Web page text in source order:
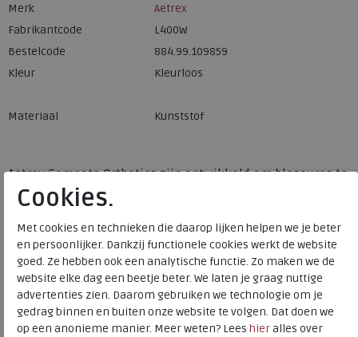
Aetrex Compete Orthotics zijn ontwikkeld om blessures te
voorkomen en uw conditie en algemene gezondheid op
inlegzolen zorgen voor superieure demping,
schokabsorptie en zijn voorzien van een strategisch
geplaatst, gepatenteerd Lynco®-voetbed van Aetrex.Aetrex
Compete Orthotics hebben een zachte CopperGuard®-
toplaag om bacteriën, schimmels en geuren te helpen
voorkomen voor een gezonde voetomgeving. Biedt
Merk
Aetrex
Fabrikantcode
L400W
Bestelcode
884.99.109859
Kleur
Kleurloos
Materiaal Kunststof
Cookies.
Met cookies en technieken die daarop lijken helpen we je beter
en persoonlijker. Dankzij functionele cookies werkt de website
goed. Ze hebben ook een analytische functie. Zo maken we de
website elke dag een beetje beter. We laten je graag nuttige
advertenties zien. Daarom gebruiken we technologie om je
gedrag binnen en buiten onze website te volgen. Dat doen we
op een anonieme manier. Meer weten? Lees hieralles over